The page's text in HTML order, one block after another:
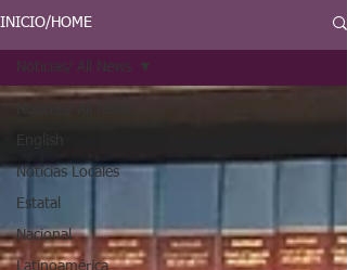
INICIO/HOME
Noticias Locales
Estatal
Nacional
Latinoamérica
Noticias/ All News